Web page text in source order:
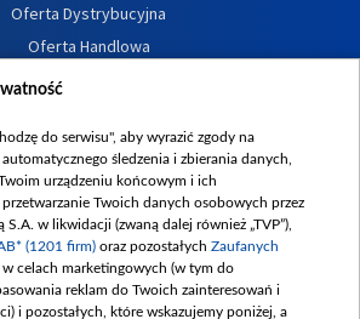
Oferta Dystrybucyjna
Oferta Handlowa
Dostępność
zgłoszeń wewnętrznych
do serwisu", aby wyrazić zgody na
śledzenia i zbierania danych,
urządzeniu końcowym i ich
Twoich danych osobowych przez
S.A. w likwidacji (zwaną dalej również „TVP”),
(1201 firm) oraz pozostałych Zaufanych
, w celach marketingowych (w tym do
reklam do Twoich zainteresowań i
i pozostałych, które wskazujemy poniżej, a